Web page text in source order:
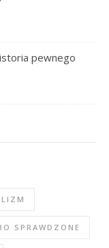
pewnego
SPRAWDZONE